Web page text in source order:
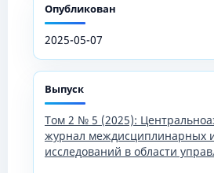
Опубликован
2025-05-07
Выпуск
Том 2 № 5 (2025):
журнал междисциплинарных
исследований в области